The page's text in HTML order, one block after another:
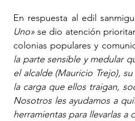
En respuesta al edil
Uno» se dio atención
colonias populares y
la parte sensible y medular
el alcalde (Mauricio Trejo),
la carga que ellos traigan,
Nosotros les ayudamos a
herramientas para llevarlas a